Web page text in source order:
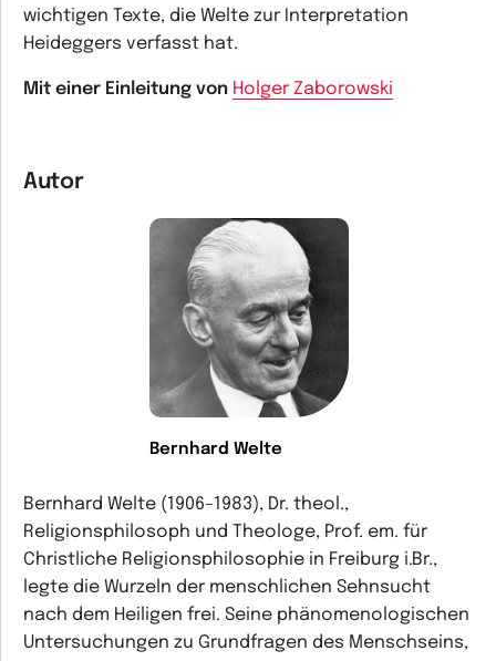
wichtigen Texte, die Welte zur Interpretation
Heideggers verfasst hat.
Mit einer Einleitung von Holger Zaborowski
Autor
Bernhard Welte
Bernhard Welte (1906–1983), Dr. theol.,
Religionsphilosoph und Theologe, Prof. em. für
Christliche Religionsphilosophie in Freiburg i.Br.,
legte die Wurzeln der menschlichen Sehnsucht
nach dem Heiligen frei. Seine phänomenologischen
Untersuchungen zu Grundfragen des Menschseins,